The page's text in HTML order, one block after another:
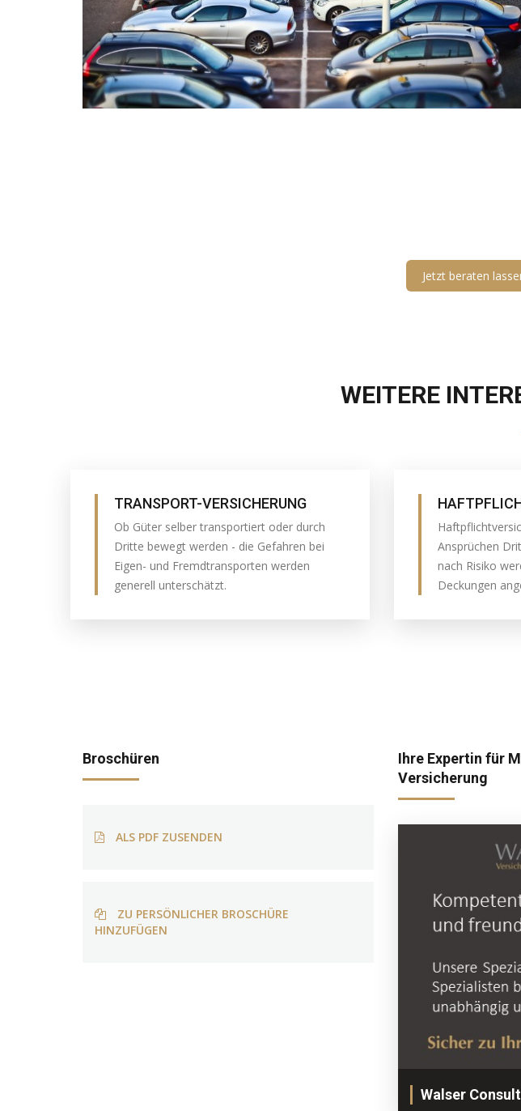
Jetzt beraten
WEITERE
TRANSPORT-VERSICHERUNG
Ob Güter selber transportiert oder durch
Dritte bewegt werden - die Gefahren bei
Eigen- und Fremdtransporten werden
generell unterschätzt.
Ansprüchen
nach Risiko
Deckungen
Broschüren
ALS PDF ZUSENDEN
ZU PERSÖNLICHER BROSCHÜRE
HINZUFÜGEN
Ihre Expertin für
Versicherung
Walser